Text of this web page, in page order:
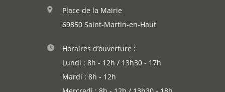
Place de la Mairie
69850 Saint-Martin-en-Haut
Horaires d’ouverture :
Lundi : 8h - 12h / 13h30 - 17h
Mardi : 8h - 12h